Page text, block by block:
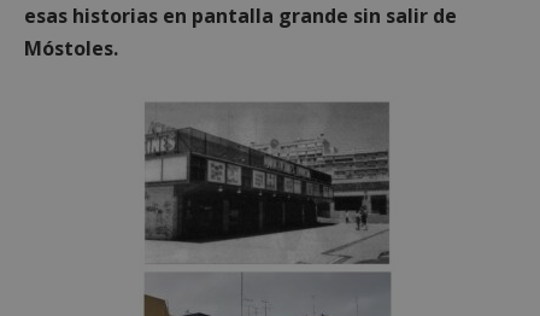
esas historias en pantalla grande sin salir de
Móstoles.